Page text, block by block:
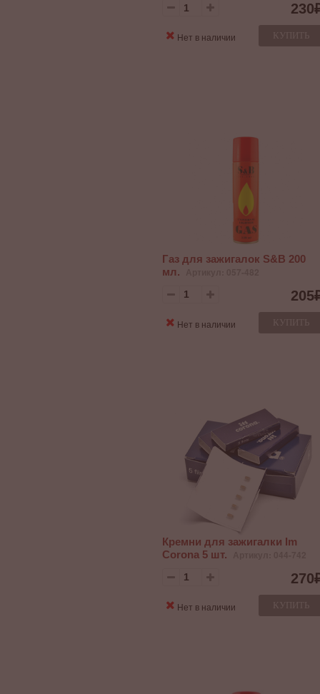
230
КУПИТЬ
Нет в наличии
Газ для зажигалок S&B 200
мл.
205
КУПИТЬ
Нет в наличии
Кремни для зажигалки Im
Corona 5 шт.
270
КУПИТЬ
Нет в наличии